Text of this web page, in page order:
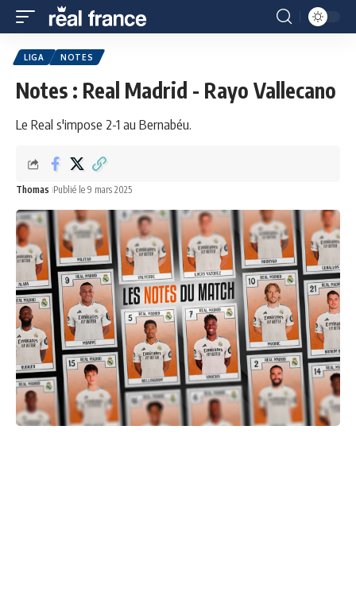
LIGA NOTES
Notes : Real Madrid - Rayo Vallecano
Le Real s'impose 2-1 au Bernabéu.
Thomas Publié le 9 mars 2025